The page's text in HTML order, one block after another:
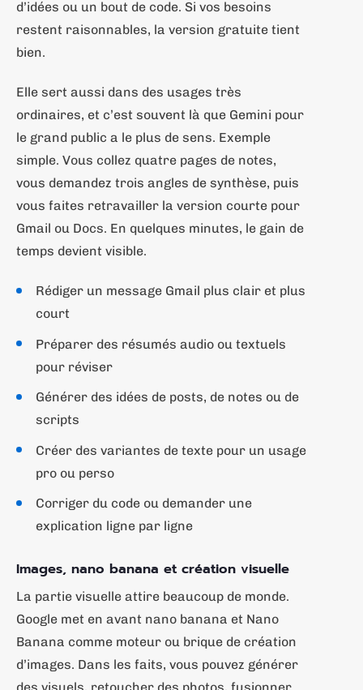
d’idées ou un bout de code. Si vos besoins
restent raisonnables, la version gratuite tient
bien.
Elle sert aussi dans des usages très
ordinaires, et c’est souvent là que Gemini pour
le grand public a le plus de sens. Exemple
simple. Vous collez quatre pages de notes,
vous demandez trois angles de synthèse, puis
vous faites retravailler la version courte pour
Gmail ou Docs. En quelques minutes, le gain de
temps devient visible.
Rédiger un message Gmail plus clair et plus
court
Préparer des résumés audio ou textuels
pour réviser
Générer des idées de posts, de notes ou de
scripts
Créer des variantes de texte pour un usage
pro ou perso
Corriger du code ou demander une
explication ligne par ligne
Images, nano banana et création visuelle
La partie visuelle attire beaucoup de monde.
Google met en avant nano banana et Nano
Banana comme moteur ou brique de création
d’images. Dans les faits, vous pouvez générer